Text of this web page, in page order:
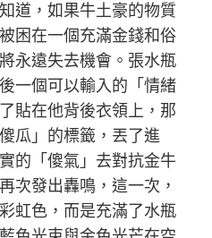
道，如果牛土豪的物質
困在一個充滿金錢和俗
永遠失去機會。張水瓶
一個可以輸入的「情緒
貼在他背後衣領上，那
瓜」的標籤，丟了進
的「傻氣」去對抗金牛
次發出轟鳴，這一次，
虹色，而是充滿了水瓶